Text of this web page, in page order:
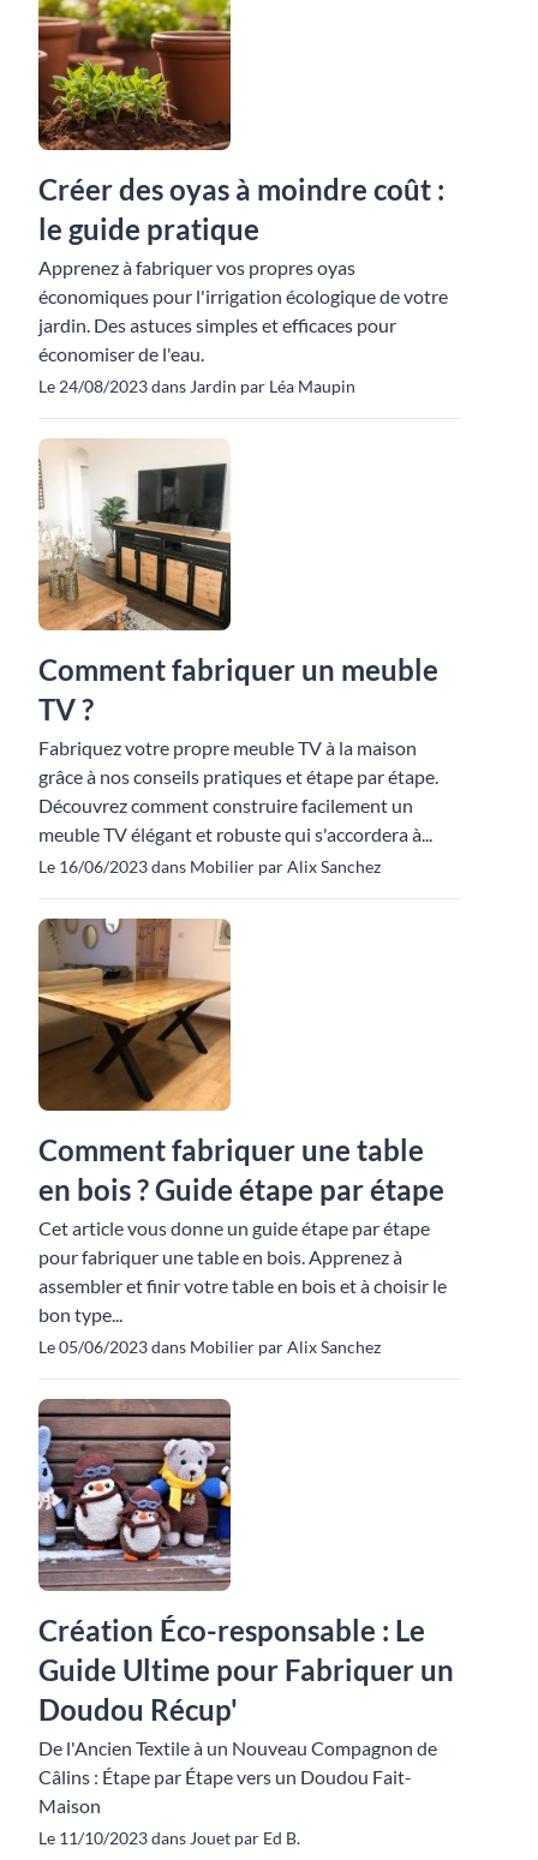
Créer des oyas à moindre coût :
le guide pratique
Apprenez à fabriquer vos propres oyas
économiques pour l'irrigation écologique de votre
jardin. Des astuces simples et efficaces pour
économiser de l'eau.
Le 24/08/2023 dans Jardin par Léa Maupin
Comment fabriquer un meuble
TV ?
Fabriquez votre propre meuble TV à la maison
grâce à nos conseils pratiques et étape par étape.
Découvrez comment construire facilement un
meuble TV élégant et robuste qui s'accordera à...
Le 16/06/2023 dans Mobilier par Alix Sanchez
Comment fabriquer une table
en bois ? Guide étape par étape
Cet article vous donne un guide étape par étape
pour fabriquer une table en bois. Apprenez à
assembler et finir votre table en bois et à choisir le
bon type...
Le 05/06/2023 dans Mobilier par Alix Sanchez
Création Éco-responsable : Le
Guide Ultime pour Fabriquer un
Doudou Récup'
De l'Ancien Textile à un Nouveau Compagnon de
Câlins : Étape par Étape vers un Doudou Fait-
Maison
Le 11/10/2023 dans Jouet par Ed B.